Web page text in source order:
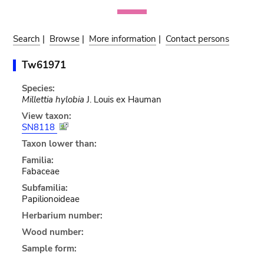
Search | Browse | More information | Contact persons
Tw61971
Species:
Millettia hylobia J. Louis ex Hauman
View taxon:
SN8118
Taxon lower than:
Familia:
Fabaceae
Subfamilia:
Papilionoideae
Herbarium number:
Wood number:
Sample form: